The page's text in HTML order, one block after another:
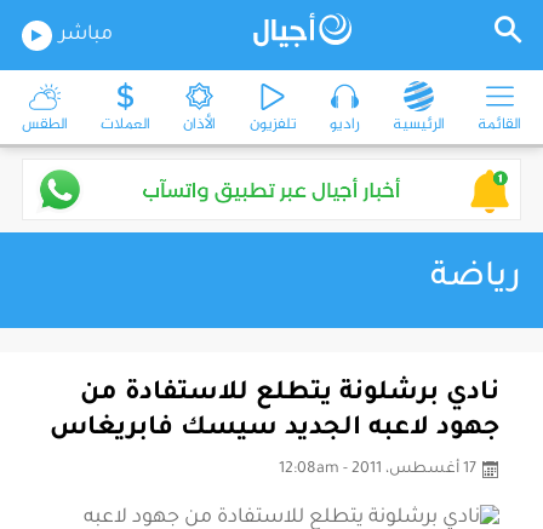
مباشر
القائمة الرئيسية راديو تلفزيون الأذان العملات الطقس
رياضة
نادي برشلونة يتطلع للاستفادة من
جهود لاعبه الجديد سيسك فابريغاس
17 أغسطس، 2011 - 12:08am